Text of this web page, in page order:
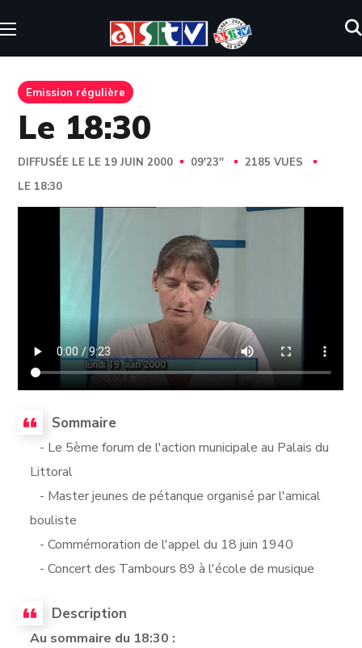
Emission régulière
Le 18:30
DIFFUSÉE LE LE 19 JUIN 2000 09'23''
2185 VUES
LE 18:30
Sommaire
- Le 5ème forum de l'action municipale au Palais du
Littoral
- Master jeunes de pétanque organisé par l'amical
bouliste
- Commémoration de l'appel du 18 juin 1940
- Concert des Tambours 89 à l'école de musique
Description
Au sommaire du 18:30 :